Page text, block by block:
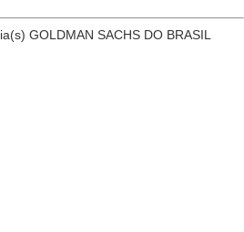
GOLDMAN SACHS DO BRASIL